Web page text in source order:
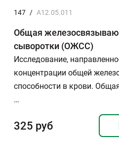
147 / A12.05.011
Общая
сыворотки (ОЖСС)
Исследование,
концентрации общей
способности в крови.
…
325 руб